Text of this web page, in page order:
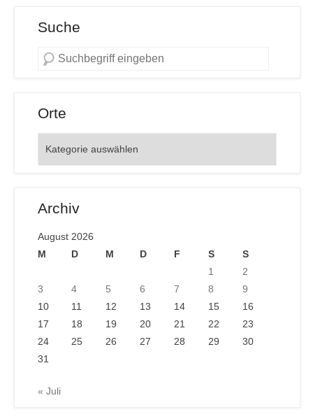
Suche
Orte
Archiv
August 2026
M
D M D F S
S
1
2
3
4 5 6 7 8
9
10
11 12 13 14 15
16
17
18 19 20 21 22
23
24
25 26 27 28 29
30
31
« Juli